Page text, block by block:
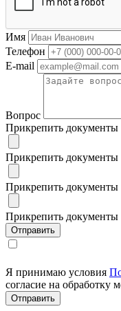
Имя
Телефон
E-mail
Вопрос
Прикрепить документы
Прикрепить документы
Прикрепить документы
Прикрепить документы
Я принимаю условия
согласие на обработку